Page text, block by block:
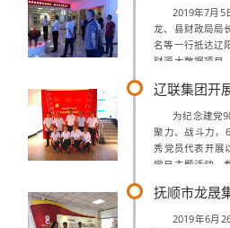
2019年7月5
龙、县财政局局
名等一行抵达辽
财源大数据项目
在集团董事长曹
为纪念建党
聚力、战斗力，
秀党员代表开展
党日主题活动，
范点、辽阳县前
2019年6月